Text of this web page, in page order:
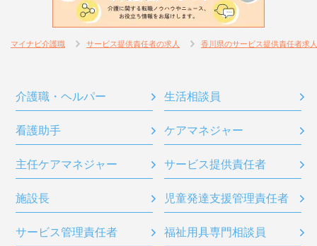
マイナビ介護職 サービス提供責任者の求人 香川県のサービス提供責任者求人
介護職・ヘルパー 生活相談員
看護助手 ケアマネジャー
主任ケアマネジャー サービス提供責任者
施設長 児童発達支援管理責任者
サービス管理責任者 福祉用具専門相談員